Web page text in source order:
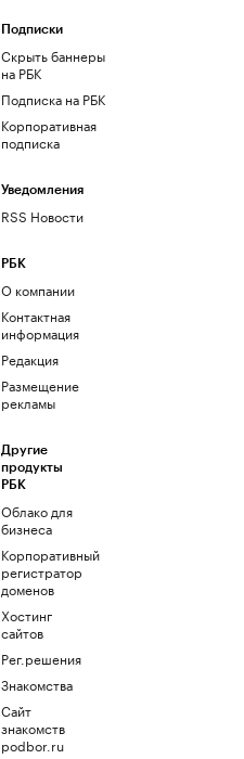
Подписки
Скрыть баннеры
на РБК
Подписка на РБК
Корпоративная
подписка
Уведомления
RSS Новости
РБК
О компании
Контактная
информация
Редакция
Размещение
рекламы
Другие
продукты
РБК
Облако для
бизнеса
Корпоративный
регистратор
доменов
Хостинг
сайтов
Рег.решения
Знакомства
Сайт
знакомств
podbor.ru